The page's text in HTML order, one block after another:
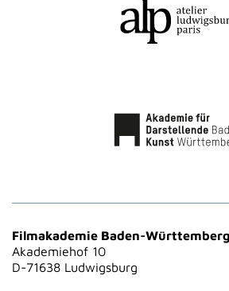
Filmakademie Baden-
Akademiehof 10
D-71638 Ludwigsburg